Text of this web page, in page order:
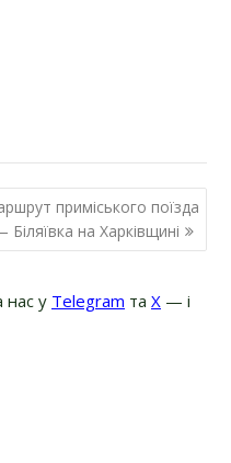
приміського поїзда
Біляївка на Харківщині
нас у Telegram та Х — і